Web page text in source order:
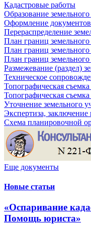
Кадастровые работы
Образование
Оформление
Перераспределение
План границ
План границ земельного
План границ земельного
Размежевание (раздел)
Техническое
Топографическая
Топографическая
Уточнение земельного
Экспертиза,
Схема планировочной
Еще документы
Новые статьи
«Оспаривание
Помощь юриста»